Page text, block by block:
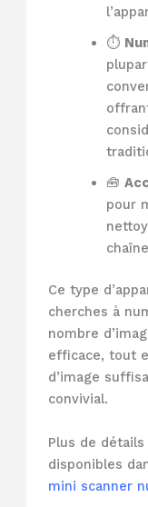
⏱️
🧰
pour
Ce type
cherches à
nombre
efficace, tout
d’image
convivial.
Plus de
disponibles
mini scanner